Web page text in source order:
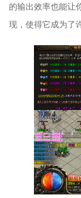
的输出效率也能让
现，使得它成为了